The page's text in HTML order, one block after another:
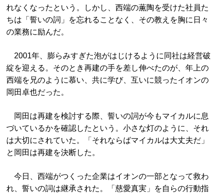
れなくなったという。しかし、西端の薫陶を受けた社員た
ちは「誓いの詞」を忘れることなく、その教えを胸に日々
の業務に励んだ。
2001年、膨らみすぎた泡がはじけるように同社は経営破
綻を迎える。そのとき再建の手を差し伸べたのが、年上の
西端を兄のように慕い、共に学び、互いに競ったイオンの
岡田卓也だった。
岡田は再建を検討する際、誓いの詞が今もマイカルに息
づいているかを確認したという。小さな灯のように、それ
は大切にされていた。「それならばマイカルは大丈夫だ」
と岡田は再建を決断した。
今日、西端がつくった企業はイオンの一部となって救わ
れ、誓いの詞は継承された。「慈愛真実」を自らの行動指